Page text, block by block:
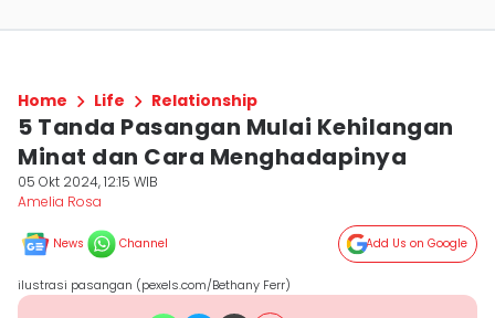
Home Life Relationship
5 Tanda Pasangan Mulai Kehilangan
Minat dan Cara Menghadapinya
05 Okt 2024, 12:15 WIB
Amelia Rosa
News Channel Add Us on Google
ilustrasi pasangan (pexels.com/Bethany Ferr)